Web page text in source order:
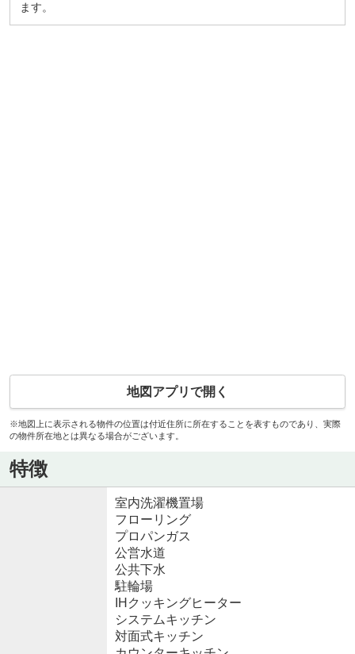
ます。
地図アプリで開く
※地図上に表示される物件の位置は付近住所に所在することを表すものであり、実際
の物件所在地とは異なる場合がございます。
特徴
室内洗濯機置場
フローリング
プロパンガス
公営水道
公共下水
駐輪場
IHクッキングヒーター
システムキッチン
対面式キッチン